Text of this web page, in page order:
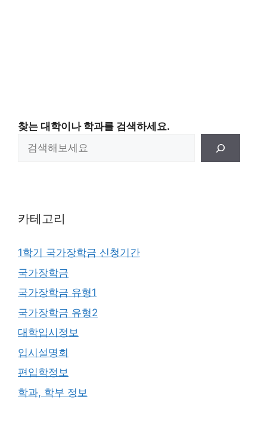
찾는 대학이나 학과를 검색하세요.
카테고리
1학기 국가장학금 신청기간
국가장학금
국가장학금 유형1
국가장학금 유형2
대학입시정보
입시설명회
편입학정보
학과, 학부 정보